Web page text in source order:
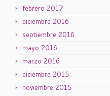
febrero 2017
diciembre 2016
septiembre 2016
mayo 2016
marzo 2016
diciembre 2015
noviembre 2015